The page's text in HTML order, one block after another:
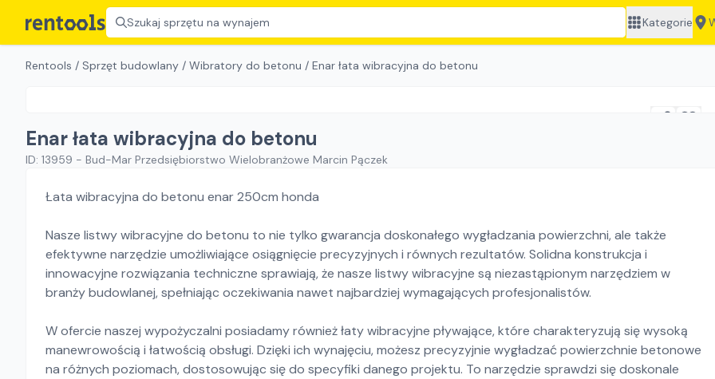
Szukaj sprzętu na wynajem Kategorie
Rentools / Sprzęt budowlany / Wibratory do betonu / Enar łata wibracyjna do betonu
Enar łata wibracyjna do betonu
ID: 13959 - Bud-Mar Przedsiębiorstwo Wielobranżowe Marcin Pączek
Łata wibracyjna do betonu enar 250cm honda
Nasze listwy wibracyjne do betonu to nie tylko gwarancja doskonałego wygładzania powierzchni, ale także
efektywne narzędzie umożliwiające osiągnięcie precyzyjnych i równych rezultatów. Solidna konstrukcja i
innowacyjne rozwiązania techniczne sprawiają, że nasze listwy wibracyjne są niezastąpionym narzędziem w
branży budowlanej, spełniając oczekiwania nawet najbardziej wymagających profesjonalistów.
W ofercie naszej wypożyczalni posiadamy również łaty wibracyjne pływające, które charakteryzują się wysoką
manewrowością i łatwością obsługi. Dzięki ich wynajęciu, możesz precyzyjnie wygładzać powierzchnie betonowe
na różnych poziomach, dostosowując się do specyfiki danego projektu. To narzędzie sprawdzi się doskonale